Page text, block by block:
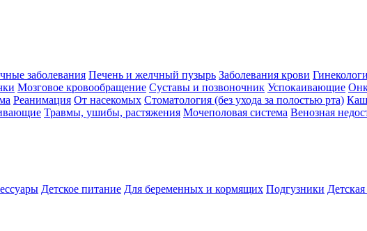
заболевания Печень и желчный пузырь Заболевания крови
Мозговое кровообращение Суставы и позвоночник Успокаивающие
Реанимация От насекомых Стоматология (без ухода за полостью рта)
Травмы, ушибы, растяжения Мочеполовая система Венозная
Детское питание Для беременных и кормящих Подгузники